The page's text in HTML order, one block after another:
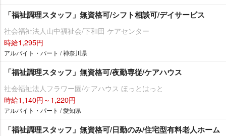
「福祉調理スタッフ」無資格可/シフト相談可/デイサービス
社会福祉法人山中福祉会/下和田 ケアセンター
時給1,295円
アルバイト・パート / 神奈川県
「福祉調理スタッフ」無資格可/夜勤専従/ケアハウス
社会福祉法人フラワー園/ケアハウス ほっとはっと
時給1,140円～1,220円
アルバイト・パート / 愛知県
「福祉調理スタッフ」無資格可/日勤のみ/住宅型有料老人ホーム